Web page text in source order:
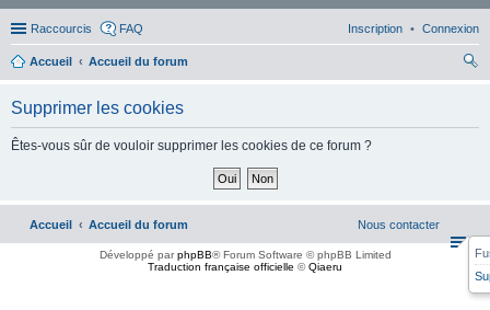
Raccourcis FAQ Connexion
Inscription
Accueil
Accueil du forum
Supprimer les cookies
Êtes-vous sûr de vouloir supprimer les cookies de ce forum ?
Accueil Accueil du forum Nous contacter
Développé parphpBB® Forum Software © phpBB Limited
Traduction française officielle ©Qiaeru